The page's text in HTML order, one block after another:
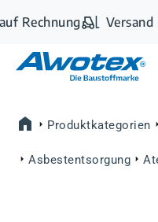
Zum Hauptinhalt springen
Rechnung Versand
Produktkategorien
Asbestentsorgung